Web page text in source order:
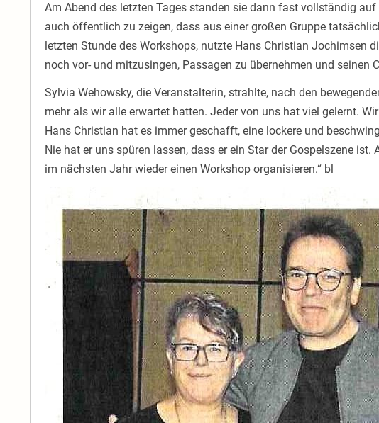
Am Abend des letzten Tages standen sie dann fast vollständig
auch öffentlich zu zeigen, dass aus einer großen Gruppe
letzten Stunde des Workshops, nutzte Hans Christian Jochimsen
noch vor- und mitzusingen, Passagen zu übernehmen und seinen
Sylvia Wehowsky, die Veranstalterin, strahlte, nach den
mehr als wir alle erwartet hatten. Jeder von uns hat viel gelernt.
Hans Christian hat es immer geschafft, eine lockere und
Nie hat er uns spüren lassen, dass er ein Star der Gospelszene
im nächsten Jahr wieder einen Workshop organisieren.“ bl